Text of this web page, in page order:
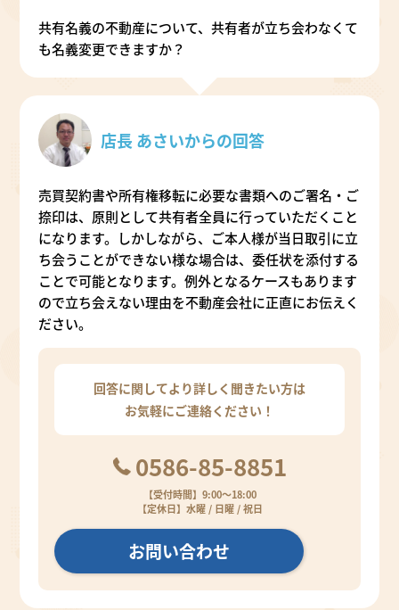
共有名義の不動産について、共有者が立ち会わなくて
も名義変更できますか？
店長 あさいからの回答
売買契約書や所有権移転に必要な書類へのご署名・ご
捺印は、原則として共有者全員に行っていただくこと
になります。しかしながら、ご本人様が当日取引に立
ち会うことができない様な場合は、委任状を添付する
ことで可能となります。例外となるケースもあります
ので立ち会えない理由を不動産会社に正直にお伝えく
ださい。
回答に関してより詳しく聞きたい方は
お気軽にご連絡ください！
0586-85-8851
【受付時間】9:00～18:00
【定休日】水曜 / 日曜 / 祝日
お問い合わせ